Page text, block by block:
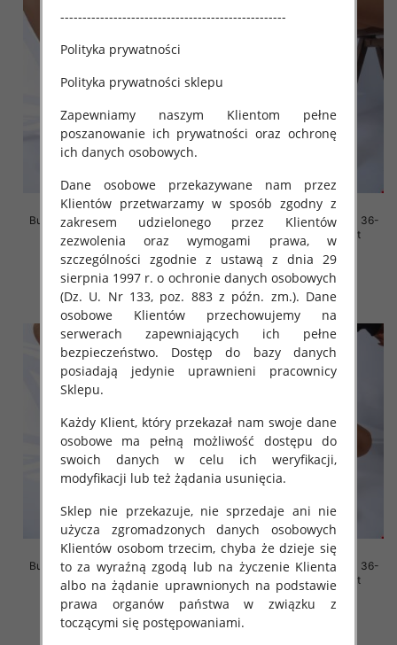
Buty sportowe damskie Roz 36-
41, 1 kolor Paczka 12 szt
45.00 zł
szczegóły
Buty sportowe damskie Roz 36-
41, 1 kolor Paczka 12 szt
45.00 zł
szczegóły
Buty sportowe damskie Roz 36-
41, 1 kolor Paczka 12 szt
45.00 zł
szczegóły
Buty sportowe damskie Roz 36-
41, 1 kolor Paczka 12 szt
45.00 zł
---------------------------------------------------
Polityka prywatności
Polityka prywatności sklepu
Zapewniamy naszym Klientom pełne
poszanowanie ich prywatności oraz ochronę
ich danych osobowych.
Dane osobowe przekazywane nam przez
Klientów przetwarzamy w sposób zgodny z
zakresem udzielonego przez Klientów
zezwolenia oraz wymogami prawa, w
szczególności zgodnie z ustawą z dnia 29
sierpnia 1997 r. o ochronie danych osobowych
(Dz. U. Nr 133, poz. 883 z późn. zm.). Dane
osobowe Klientów przechowujemy na
serwerach zapewniających ich pełne
bezpieczeństwo. Dostęp do bazy danych
posiadają jedynie uprawnieni pracownicy
Sklepu.
Każdy Klient, który przekazał nam swoje dane
osobowe ma pełną możliwość dostępu do
swoich danych w celu ich weryfikacji,
modyfikacji lub też żądania usunięcia.
Sklep nie przekazuje, nie sprzedaje ani nie
użycza zgromadzonych danych osobowych
Klientów osobom trzecim, chyba że dzieje się
to za wyraźną zgodą lub na życzenie Klienta
albo na żądanie uprawnionych na podstawie
prawa organów państwa w związku z
toczącymi się postępowaniami.